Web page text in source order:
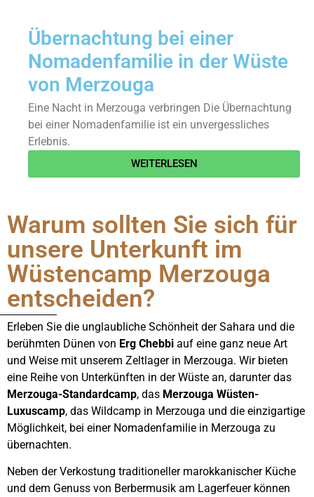
Übernachtung bei einer
Nomadenfamilie in der Wüste
von Merzouga
Eine Nacht in Merzouga verbringen Die Übernachtung
bei einer Nomadenfamilie ist ein unvergessliches
Erlebnis.
WEITERLESEN
Warum sollten Sie sich für
unsere Unterkunft im
Wüstencamp Merzouga
entscheiden?
Erleben Sie die unglaubliche Schönheit der Sahara und die
berühmten Dünen von Erg Chebbi auf eine ganz neue Art
und Weise mit unserem Zeltlager in Merzouga. Wir bieten
eine Reihe von Unterkünften in der Wüste an, darunter das
Merzouga-Standardcamp, das Merzouga Wüsten-
Luxuscamp, das Wildcamp in Merzouga und die einzigartige
Möglichkeit, bei einer Nomadenfamilie in Merzouga zu
übernachten.
Neben der Verkostung traditioneller marokkanischer Küche
und dem Genuss von Berbermusik am Lagerfeuer können